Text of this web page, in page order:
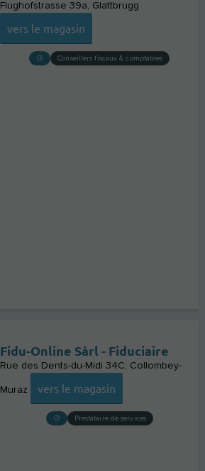
Flughofstrasse 39a Glattbrugg
vers le magasin
Conseillers fiscaux & comptables
Fidu-Online Sàrl - Fiduciaire
Rue des Dents-du-Midi 34C Collombey-
Muraz vers le magasin
Prestataire de services